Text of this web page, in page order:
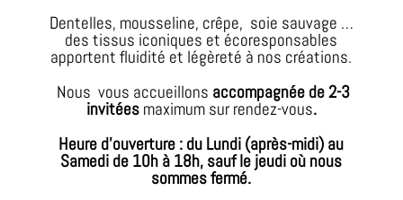
Dentelles, mousseline, crêpe, soie sauvage …
des tissus iconiques et écoresponsables
apportent fluidité et légèreté à nos créations.
Nous vous accueillons accompagnée de 2-3
invitéesmaximum sur rendez-vous.
Heure d’ouverture : du Lundi (après-midi) au
Samedi de 10h à 18h, sauf le jeudi où nous
sommes fermé.